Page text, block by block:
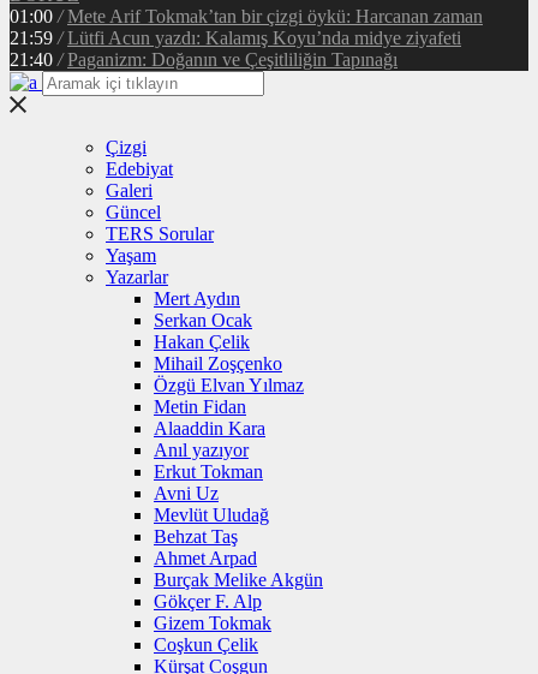
01:00 / Mete Arif Tokmak’tan bir çizgi öykü: Harcanan zaman
21:59 / Lütfi Acun yazdı: Kalamış Koyu’nda midye ziyafeti
21:40 / Paganizm: Doğanın ve Çeşitliliğin Tapınağı
Çizgi
Edebiyat
Galeri
Güncel
TERS Sorular
Yaşam
Yazarlar
Mert Aydın
Serkan Ocak
Hakan Çelik
Mihail Zoşçenko
Özgü Elvan Yılmaz
Metin Fidan
Alaaddin Kara
Anıl yazıyor
Erkut Tokman
Avni Uz
Mevlüt Uludağ
Behzat Taş
Ahmet Arpad
Burçak Melike Akgün
Gökçer F. Alp
Gizem Tokmak
Coşkun Çelik
Kürşat Coşgun